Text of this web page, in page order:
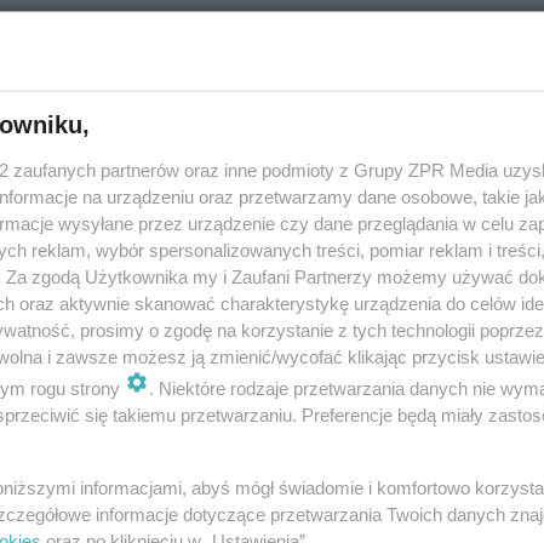
dla kierowców od 2023 roku. Od 2025 na A1 wróciły
muszą pobrać bilet, a przy zjeździe z
korzystają z bramek bez zmian, tzn. nie muszą
z autostrady. Opłaty pobierane są automatycznie.
użytku w 2025 r. GDDKiA ujawnia plany
zaufanych partnerów oraz inne podmioty z Grupy ZPR Media
na urządzeniu oraz przetwarzamy dane osobowe, takie
wysyłane przez urządzenie czy dane przeglądania w celu
reklam, wybór spersonalizowanych treści, pomiar reklam i
Za zgodą Użytkownika my i Zaufani Partnerzy możemy używać
oraz aktywnie skanować charakterystykę urządzenia do celów
prosimy o zgodę na korzystanie z tych technologii poprzez
i zawsze możesz ją zmienić/wycofać klikając przycisk
rogu strony
. Niektóre rodzaje przetwarzania danych nie
się takiemu przetwarzaniu. Preferencje będą miały
informacjami, abyś mógł świadomie i komfortowo
informacje dotyczące przetwarzania Twoich danych